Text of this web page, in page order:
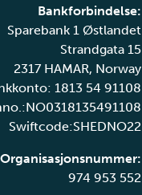
Bankforbindelse:
Sparebank 1 Østlandet
Strandgata 15
2317 HAMAR, Norway
1813 54 91108
Swiftcode:SHEDNO22
Organisasjonsnummer:
974 953 552